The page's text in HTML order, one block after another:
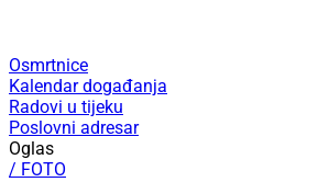
Osmrtnice
Kalendar događanja
Radovi u tijeku
Poslovni adresar
Oglas
/ FOTO